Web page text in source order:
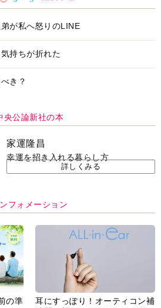
が私へ怒りのLINE
持ちが折れた
き？
央公論新社の本
家運隆昌
幸運を招き入れる暮らし方
詳しくみる
フォメーション
の準
耳にすっぽり！オーティコン補